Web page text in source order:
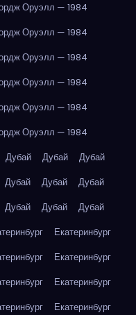
Оруэлл — 1984
Оруэлл — 1984
Оруэлл — 1984
Оруэлл — 1984
Оруэлл — 1984
Оруэлл — 1984
Дубай Дубай
Дубай
Дубай Дубай
Дубай
Дубай Дубай
Дубай
Екатеринбург
Екатеринбург
Екатеринбург
Екатеринбург